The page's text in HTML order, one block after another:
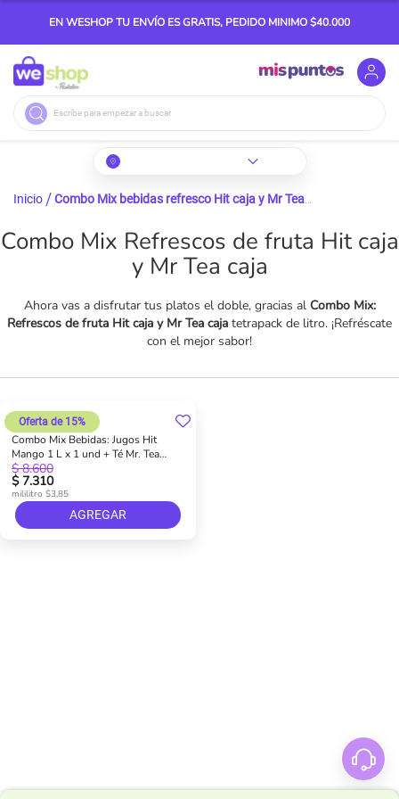
EN WESHOP TU ENVÍO ES GRATIS, PEDIDO MINIMO $40.000
Buscar
Inicio
Combo Mix Refrescos de fruta Hit caja
y Mr Tea caja
Ahora vas a disfrutar tus platos el doble, gracias alCombo Mix:
Refrescos de fruta Hit caja y Mr Tea caja tetrapack de litro. ¡Refréscate
con el mejor sabor!
Combo Mix Bebidas: Jugos Hit
Mango 1 L x 1 und + Té Mr. Tea
Limón 1 L x 1 und
$ 7.310
$ 8.600
Oferta de 15%
mililitro $3,85
AGREGAR